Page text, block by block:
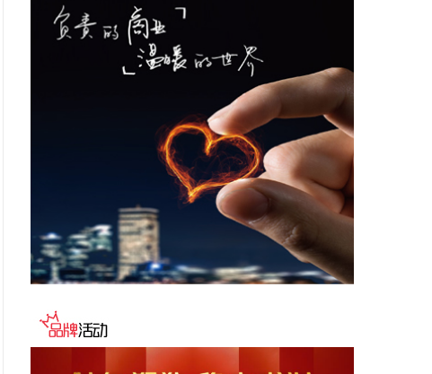
海，向华东沿海靠近，将影响台湾海峡及周边海域。
经研究，广东海事局决定于8月6日18时起，对经过台
湾海峡南口北上的船舶实施交通管制。
和顺科技近日接受机构调研时表示，公司MLCC离型
基膜持续推进下游客户送样验证工作，目前已收到客
户反馈，整体反馈情况较好，后续将根据客户意见开
展进一步的工艺优化与测试对接工作。高端功能膜材
客户认证流程较长，验证进度受下游客户测试排期、
工艺匹配等多重因素影响，存在一定不确定性，暂未
形成规模化收入，对公司当期业绩贡献有限。
2026-08-05 22:24:23
现货黄金突破4230美元/盎司，日内涨3.75%。
2026-08-05 22:17:15